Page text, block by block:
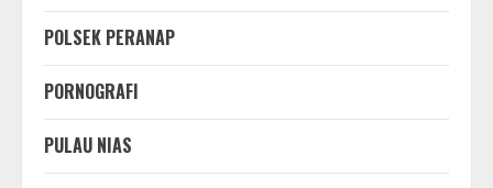
POLSEK PERANAP
PORNOGRAFI
PULAU NIAS